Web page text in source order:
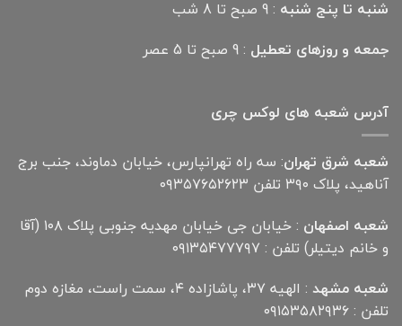
شنبه تا پنج شنبه : 9 صبح تا 8 شب
جمعه و روزهای تعطیل : 9 صبح تا 5 عصر
آدرس شعبه های لوکس چری
شعبه شرق تهران: سه راه تهرانپارس، خیابان دماوند، جنب برج
آناهید، پلاک ۳۹۰ تلفن ۰۹۳۵۷۶۵۲۶۲۳
شعبه اصفهان
: خیابان جی خیابان مهدیه جنوبی پلاک ۱۰۸ (آقا
و خانم دیتیلر) تلفن : ۰۹۱۳۵۴۷۷۷۹۷
شعبه مشهد
: الهیه ۳۷، پاشازاده ۴، سمت راست، مغازه دوم
تلفن : ۰۹۱۵۳۵۸۲۹۳۶